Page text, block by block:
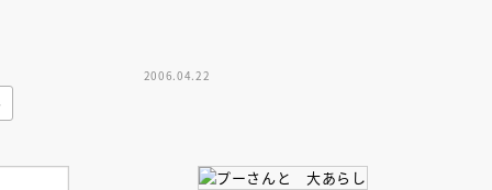
2006.04.22
信中】講談社絵本新
アーカイブ配信中【第67回講